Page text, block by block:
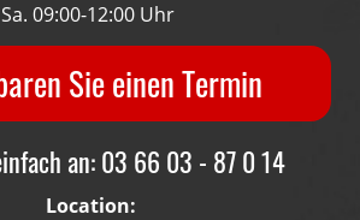
Sa. 09:00-12:00 Uhr
Sie einen Termin
an: 03 66 03 - 87 0 14
Location: